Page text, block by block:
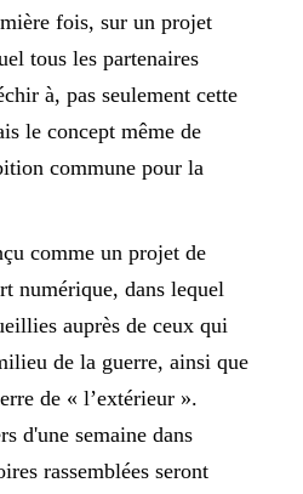
fois, sur un projet
tous les partenaires
à, pas seulement cette
le concept même de
commune pour la
comme un projet de
numérique, dans lequel
auprès de ceux qui
de la guerre, ainsi que
de « l’extérieur ».
d'une semaine dans
rassemblées seront